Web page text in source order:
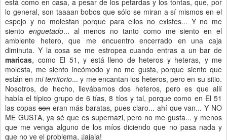
está como en casa, a pesar de los petardas y los tontas, que, por
lo general, son taaaan bobos que sólo se miran a sí mismos en el
espejo y no molestan porque para ellos no existes... Y no me
siento enguetado... al menos no tanto como me siento en el
ambiente hetero, que me encuentro encerrado en una caja
diminuta. Y la cosa se me estropea cuando entras a un bar de
maricas, como El 51, y está lleno de heteros y heteras, y me
molesta, me siento incómodo y no me gusta, porque siento que
están en mi territorio... y me encantan los heteros, pero en su sitio.
Nosotros, de hecho, llevábamos dos heteros, pero es que allí
había el típico grupo de 6 tías, 8 tíos y tal, porque como en El 51
las copassoneran más baratas, pues claro... ahí que van... Y NO
ME GUSTA, ya sé que es supernazi, pero no me gusta... y menos
que me venga alguno de los míos diciendo que no pasa nada y
que no ve el problema, ¡jajaja!